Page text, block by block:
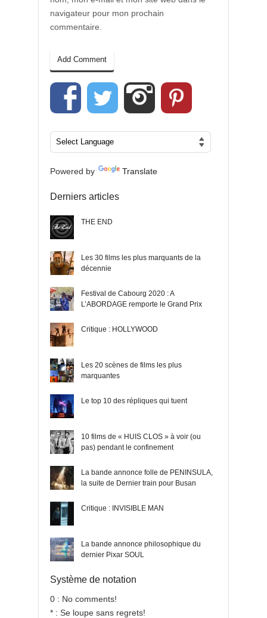
navigateur pour mon prochain
commentaire.
Powered by Translate
Derniers articles
THE END
Les 30 films les plus marquants de la
décennie
Festival de Cabourg 2020 : A
L’ABORDAGE remporte le Grand Prix
Critique : HOLLYWOOD
Les 20 scènes de films les plus
marquantes
Le top 10 des répliques qui tuent
10 films de « HUIS CLOS » à voir (ou
pas) pendant le confinement
La bande annonce folle de PENINSULA,
la suite de Dernier train pour Busan
Critique : INVISIBLE MAN
La bande annonce philosophique du
dernier Pixar SOUL
Système de notation
0 : No comments!
* : Se loupe sans regrets!